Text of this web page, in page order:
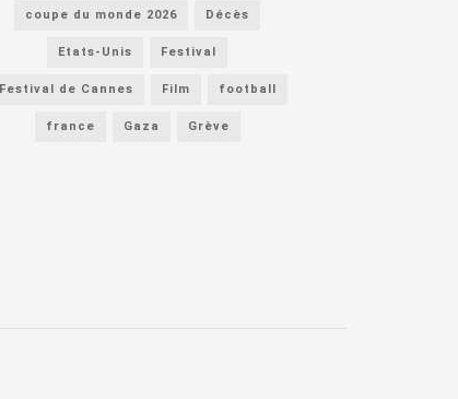
coupe du monde 2026 Décès
Etats-Unis Festival
Festival de Cannes Film football
france Gaza Grève